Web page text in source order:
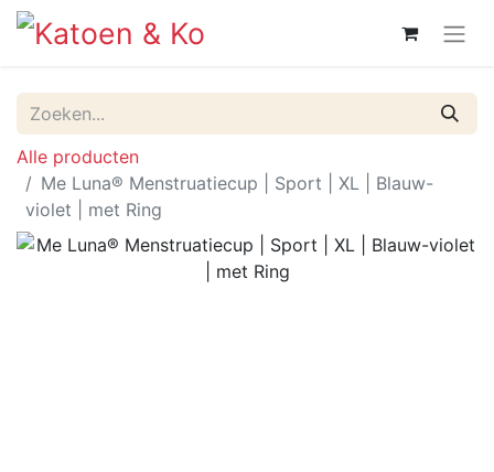
Alle producten
Me Luna® Menstruatiecup | Sport | XL | Blauw-
violet | met Ring